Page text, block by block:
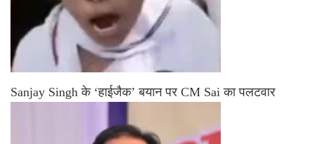
Sanjay Singh के ‘हाईजैक’ बयान पर CM Sai का पलटवार